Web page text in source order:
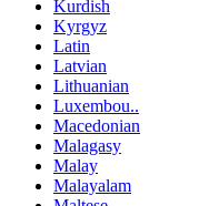
Kurdish
Kyrgyz
Latin
Latvian
Lithuanian
Luxembou..
Macedonian
Malagasy
Malay
Malayalam